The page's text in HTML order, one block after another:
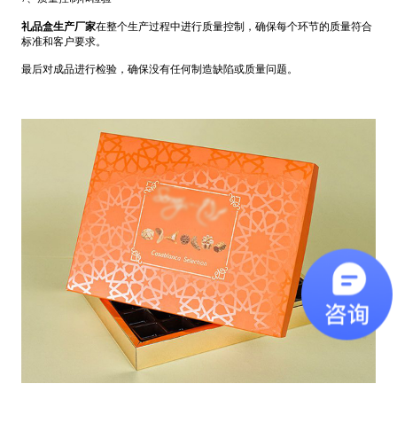
礼品盒生产厂家在整个生产过程中进行质量控制，确保每个环节的质量符合
标准和客户要求。
最后对成品进行检验，确保没有任何制造缺陷或质量问题。